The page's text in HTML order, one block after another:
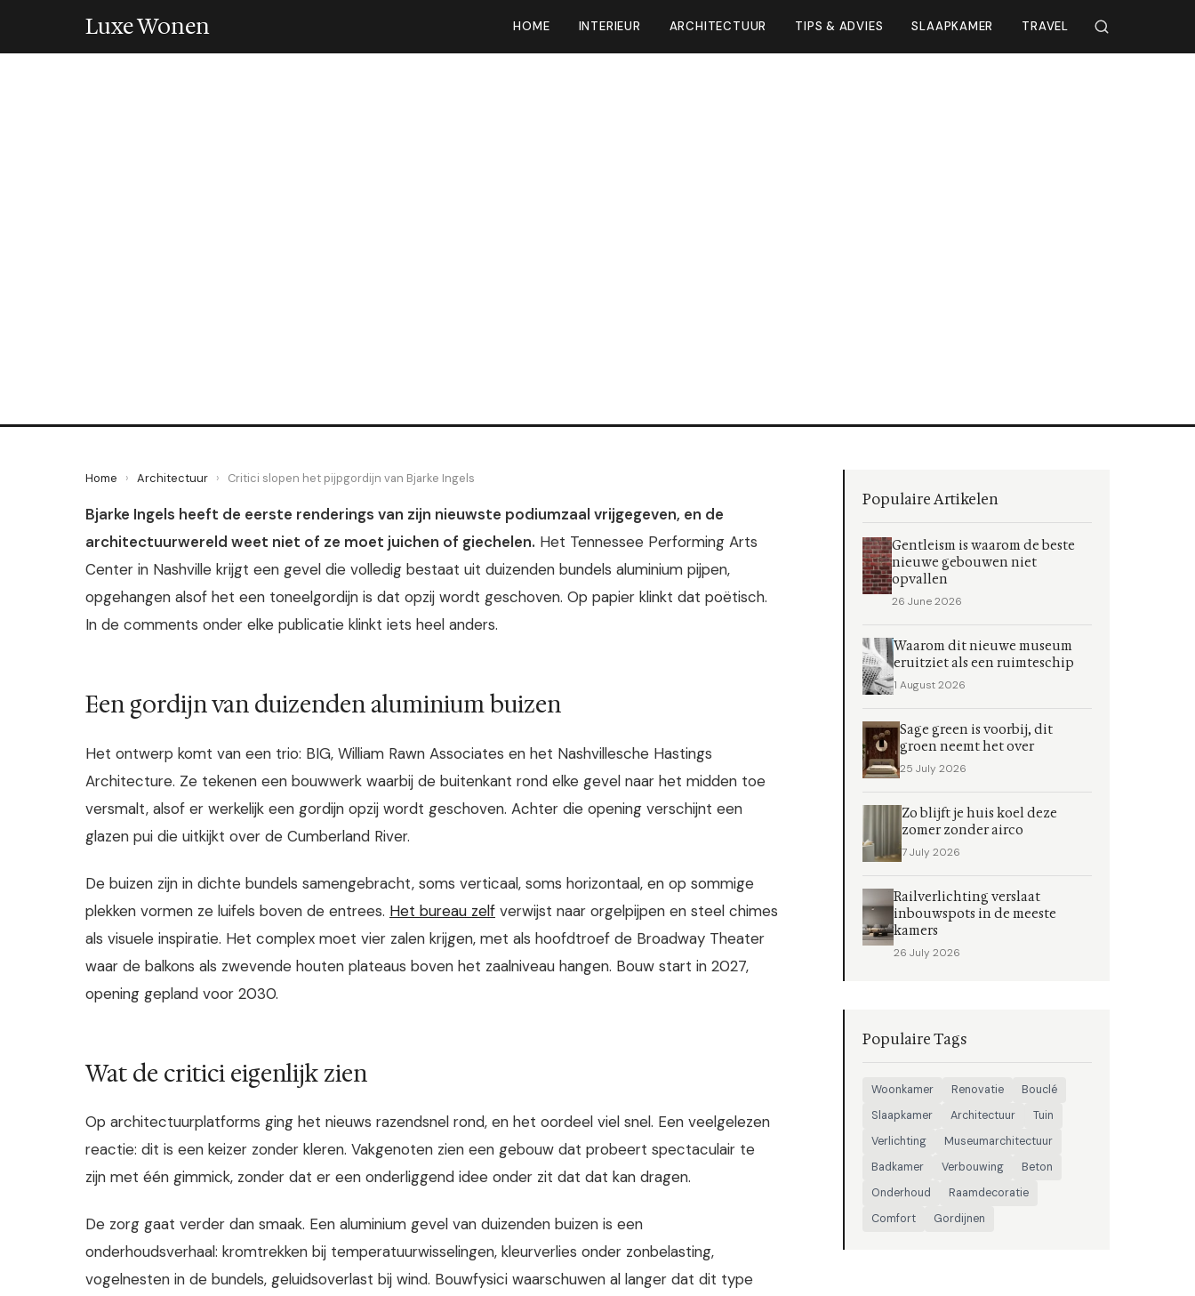
Luxe Wonen HOME INTERIEUR ARCHITECTUUR TIPS & ADVIES SLAAPKAMER TRAVEL
Home › Architectuur › Critici slopen het pijpgordijn van Bjarke Ingels
Bjarke Ingels heeft de eerste renderings van zijn nieuwste podiumzaal vrijgegeven, en de
architectuurwereld weet niet of ze moet juichen of giechelen. Het Tennessee Performing Arts
Center in Nashville krijgt een gevel die volledig bestaat uit duizenden bundels aluminium pijpen,
opgehangen alsof het een toneelgordijn is dat opzij wordt geschoven. Op papier klinkt dat poëtisch.
In de comments onder elke publicatie klinkt iets heel anders.
Een gordijn van duizenden aluminium buizen
Het ontwerp komt van een trio: BIG, William Rawn Associates en het Nashvillesche Hastings
Architecture. Ze tekenen een bouwwerk waarbij de buitenkant rond elke gevel naar het midden toe
versmalt, alsof er werkelijk een gordijn opzij wordt geschoven. Achter die opening verschijnt een
glazen pui die uitkijkt over de Cumberland River.
De buizen zijn in dichte bundels samengebracht, soms verticaal, soms horizontaal, en op sommige
plekken vormen ze luifels boven de entrees. Het bureau zelf verwijst naar orgelpijpen en steel chimes
als visuele inspiratie. Het complex moet vier zalen krijgen, met als hoofdtroef de Broadway Theater
waar de balkons als zwevende houten plateaus boven het zaalniveau hangen. Bouw start in 2027,
opening gepland voor 2030.
Wat de critici eigenlijk zien
Op architectuurplatforms ging het nieuws razendsnel rond, en het oordeel viel snel. Een veelgelezen
reactie: dit is een keizer zonder kleren. Vakgenoten zien een gebouw dat probeert spectaculair te
zijn met één gimmick, zonder dat er een onderliggend idee onder zit dat dat kan dragen.
De zorg gaat verder dan smaak. Een aluminium gevel van duizenden buizen is een
onderhoudsverhaal: kromtrekken bij temperatuurwisselingen, kleurverlies onder zonbelasting,
vogelnesten in de bundels, geluidsoverlast bij wind. Bouwfysici waarschuwen al langer dat dit type
Populaire Artikelen
Gentleism is waarom de beste
nieuwe gebouwen niet
opvallen
26 June 2026
Waarom dit nieuwe museum
eruitziet als een ruimteschip
1 August 2026
Sage green is voorbij, dit
groen neemt het over
25 July 2026
Zo blijft je huis koel deze
zomer zonder airco
7 July 2026
Railverlichting verslaat
inbouwspots in de meeste
kamers
26 July 2026
Populaire Tags
Woonkamer Renovatie
Bouclé
Slaapkamer
Architectuur
Tuin
Verlichting
Museumarchitectuur
Badkamer
Verbouwing
Beton
Onderhoud
Raamdecoratie
Comfort
Gordijnen